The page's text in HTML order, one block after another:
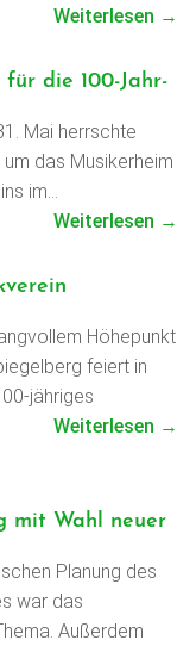
Weiterlesen →
die 100-Jahr-
Mai herrschte
das Musikerheim
im…
Weiterlesen →
Höhepunkt
feiert in
jähriges
Weiterlesen →
mit Wahl neuer
Planung des
war das
Außerdem